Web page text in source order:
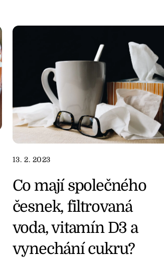
13. 2. 2023
Co mají společného
česnek, filtrovaná
voda, vitamín D3 a
vynechání cukru?